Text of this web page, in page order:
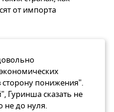
от импорта
понижения".
Гуринша сказать не
не до нуля.